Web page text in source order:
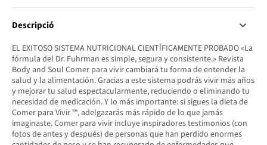
Descripció
EL EXITOSO SISTEMA NUTRICIONAL CIENTÍFICAMENTE PROBADO «La
fórmula del Dr. Fuhrman es simple, segura y consistente.» Revista
Body and Soul Comer para vivir cambiará tu forma de entender la
salud y la alimentación. Gracias a este sistema podrás vivir más años
y mejorar tu salud espectacularmente, reduciendo o eliminando tu
necesidad de medicación. Y lo más importante: si sigues la dieta de
Comer para Vivir ™, adelgazarás más rápido de lo que jamás
imaginaste. Comer para vivir incluye inspiradores testimonios (con
fotos de antes y después) de personas que han perdido enormes